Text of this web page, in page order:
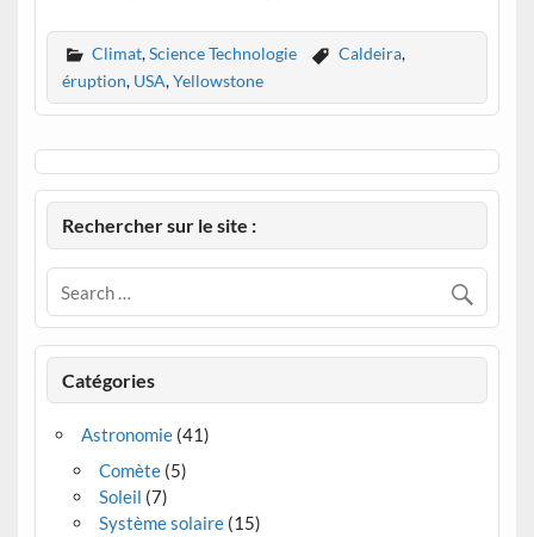
Climat,Science Technologie Caldeira,
éruption, USA,Yellowstone
Rechercher sur le site :
Catégories
Astronomie(41)
Comète(5)
Soleil (7)
Système solaire(15)